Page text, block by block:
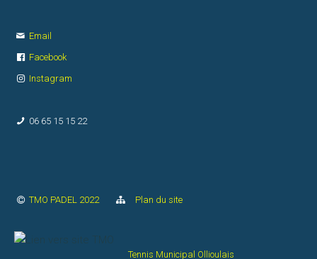
d'accès
Réseaux
Email
Facebook
Instagram
06 65 15 15 22
TMO PADEL 2022 Plan du site
Tennis Municipal Ollioulais